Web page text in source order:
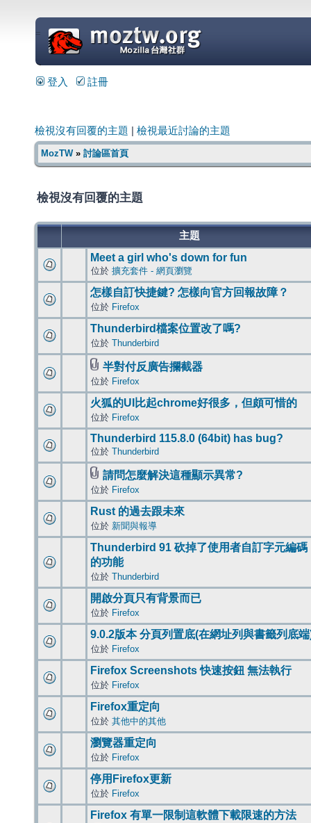
=
登入 註冊
檢視沒有回覆的主題 檢視最近討論的主題
MozTW» 討論區首頁
檢視沒有回覆的主題
主題
Meet a girl who's down for fun
位於 擴充套件 - 網頁瀏覽
怎樣自訂快捷鍵? 怎樣向官方回報故障？
位於 Firefox
Thunderbird檔案位置改了嗎?
位於 Thunderbird
半對付反廣告攔截器
位於 Firefox
火狐的UI比起chrome好很多，但頗可惜的
位於 Firefox
Thunderbird 115.8.0 (64bit) has bug?
位於 Thunderbird
請問怎麼解決這種顯示異常?
位於 Firefox
Rust 的過去跟未來
位於 新聞與報導
Thunderbird 91 砍掉了使用者自訂字元編碼
的功能
位於 Thunderbird
開啟分頁只有背景而已
位於 Firefox
9.0.2版本 分頁列置底(在網址列與書籤列底
位於 Firefox
Firefox Screenshots 快速按鈕 無法執行
位於 Firefox
Firefox重定向
位於 其他中的其他
瀏覽器重定向
位於 Firefox
停用Firefox更新
位於 Firefox
Firefox 有單一限制這軟體下載限速的方法